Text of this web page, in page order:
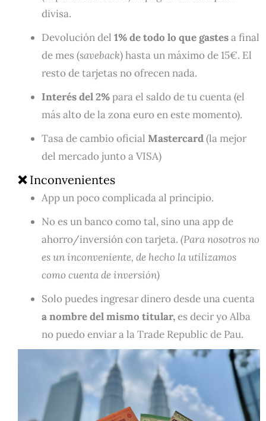
divisa.
Devolución del 1% de todo lo que gastesa final
de mes (saveback) hasta un máximo de 15€. El
resto de tarjetas no ofrecen nada.
Interés del 2%para el saldo de tu cuenta (el
más alto de la zona euro en este momento).
Tasa de cambio oficial Mastercard(la mejor
del mercado junto a VISA)
❌ Inconvenientes
App un poco complicada al principio.
No es un banco como tal, sino una app de
ahorro/inversión con tarjeta. (Para nosotros no
es un inconveniente, de hecho la utilizamos
como cuenta de inversión)
Solo puedes ingresar dinero desde una cuenta
a nombre del mismo titular,es decir yo Alba
no puedo enviar a la Trade Republic de Pau.